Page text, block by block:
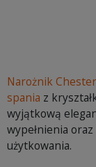
Narożnik
spania z
wyjątkową
wypełnienia
użytkowania.